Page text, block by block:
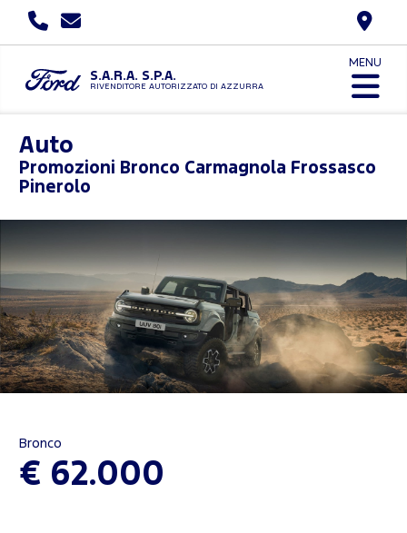
S.A.R.A. S.P.A.
RIVENDITORE AUTORIZZATO DI AZZURRA
MENU
Auto
Promozioni Bronco Carmagnola Frossasco
Pinerolo
Bronco
€ 62.000